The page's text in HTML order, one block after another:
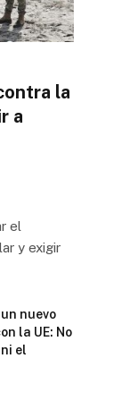
la
a
el
y exigir
nuevo
la UE: No
el